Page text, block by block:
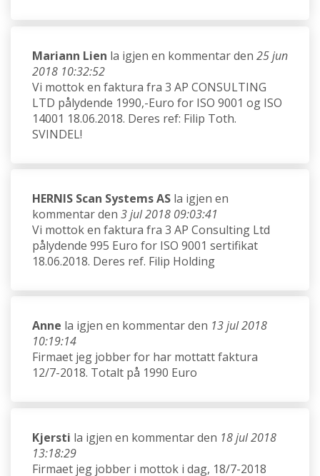
Mariann Lien la igjen en kommentar den 25 jun
2018 10:32:52
Vi mottok en faktura fra 3 AP CONSULTING
LTD pålydende 1990,-Euro for ISO 9001 og ISO
14001 18.06.2018. Deres ref: Filip Toth.
SVINDEL!
HERNIS Scan Systems AS la igjen en
kommentar den 3 jul 2018 09:03:41
Vi mottok en faktura fra 3 AP Consulting Ltd
pålydende 995 Euro for ISO 9001 sertifikat
18.06.2018. Deres ref. Filip Holding
Anne la igjen en kommentar den 13 jul 2018
10:19:14
Firmaet jeg jobber for har mottatt faktura
12/7-2018. Totalt på 1990 Euro
Kjersti la igjen en kommentar den 18 jul 2018
13:18:29
Firmaet jeg jobber i mottok i dag, 18/7-2018